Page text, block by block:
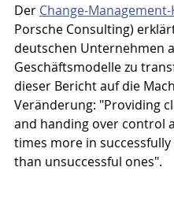
Der Change-
Porsche Consulting)
deutschen Unternehmen
Geschäftsmodelle zu
dieser Bericht auf die
Veränderung: "Providing
and handing over control
times more in
than unsuccessful ones".